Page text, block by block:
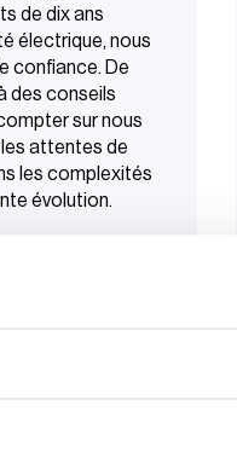
de dix ans
électrique, nous
confiance. De
des conseils
sur nous
attentes de
les complexités
évolution.